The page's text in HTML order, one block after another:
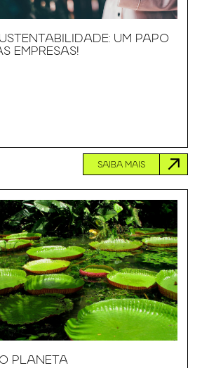
UM PAPO
EMPRESAS!
SAIBA MAIS
PLANETA